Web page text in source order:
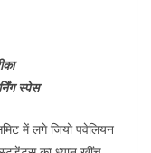
e
स्पेस
में लगे जियो पवेलियन